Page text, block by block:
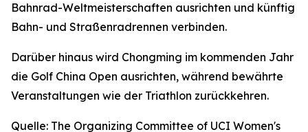
Bahnrad-Weltmeisterschaften ausrichten und künftig
Bahn- und Straßenradrennen verbinden.
Darüber hinaus wird Chongming im kommenden Jahr
die Golf China Open ausrichten, während bewährte
Veranstaltungen wie der Triathlon zurückkehren.
Quelle: The Organizing Committee of UCI Women's